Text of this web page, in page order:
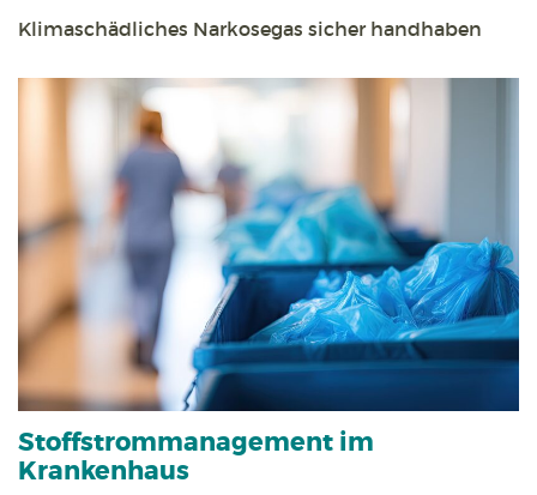
Klimaschädliches Narkosegas sicher handhaben
Stoff­strom­management im
Krankenhaus